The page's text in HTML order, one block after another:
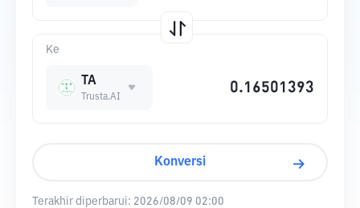
Ke
TA
Trusta.AI
Konversi
Terakhir diperbarui: 2026/08/09 02:00